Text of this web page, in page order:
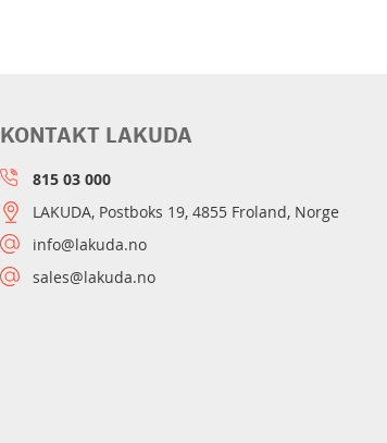
KONTAKT LAKUDA
815 03 000
LAKUDA, Postboks 19, 4855 Froland, Norge
info@lakuda.no
sales@lakuda.no